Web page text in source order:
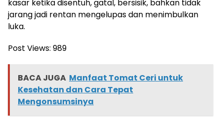
kasar ketika disentuh, gatal, bersisik, bahkan tidak
jarang jadi rentan mengelupas dan menimbulkan
luka.
Post Views: 989
BACA JUGA Manfaat Tomat Ceri untuk
Kesehatan dan Cara Tepat
Mengonsumsinya